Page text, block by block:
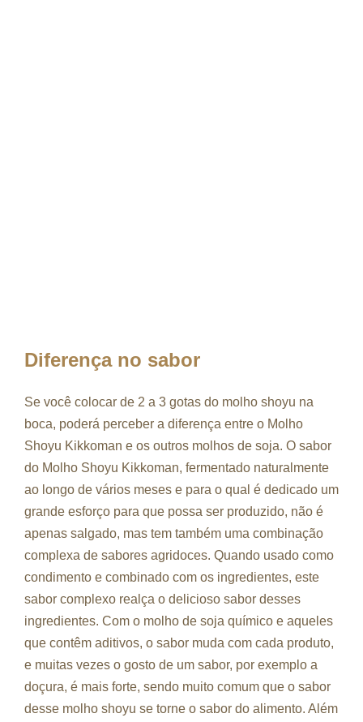
Diferença no sabor
Se você colocar de 2 a 3 gotas do molho shoyu na
boca, poderá perceber a diferença entre o Molho
Shoyu Kikkoman e os outros molhos de soja. O sabor
do Molho Shoyu Kikkoman, fermentado naturalmente
ao longo de vários meses e para o qual é dedicado um
grande esforço para que possa ser produzido, não é
apenas salgado, mas tem também uma combinação
complexa de sabores agridoces. Quando usado como
condimento e combinado com os ingredientes, este
sabor complexo realça o delicioso sabor desses
ingredientes. Com o molho de soja químico e aqueles
que contêm aditivos, o sabor muda com cada produto,
e muitas vezes o gosto de um sabor, por exemplo a
doçura, é mais forte, sendo muito comum que o sabor
desse molho shoyu se torne o sabor do alimento. Além